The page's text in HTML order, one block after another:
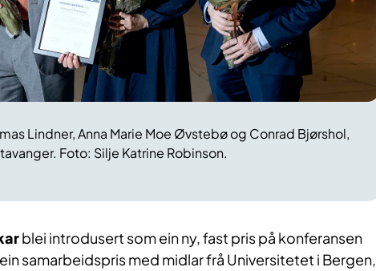
Lindner, Anna Marie Moe Øvstebø og Conrad Bjørshol,
Foto: Silje Katrine Robinson.
blei introdusert som ein ny, fast pris på konferansen
samarbeidspris m​​ed midlar frå Universitetet i Bergen,